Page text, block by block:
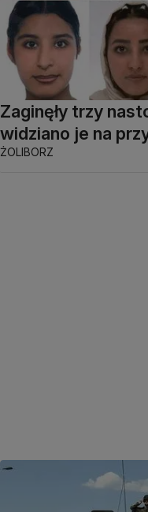
Zaginęły trzy
widziano je na
ŻOLIBORZ